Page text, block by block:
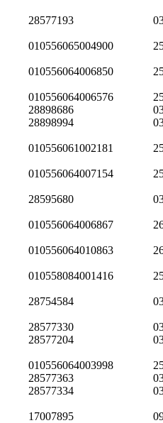
28577193
010556065004900
010556064006850
010556064006576
28898686
28898994
010556061002181
010556064007154
28595680
010556064006867
010556064010863
010558084001416
28754584
28577330
28577204
010556064003998
28577363
28577334
17007895